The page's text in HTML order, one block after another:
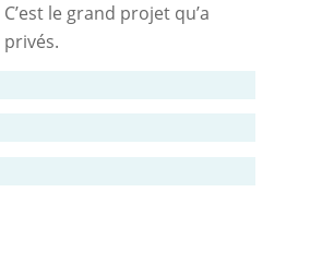
le grand projet qu’a